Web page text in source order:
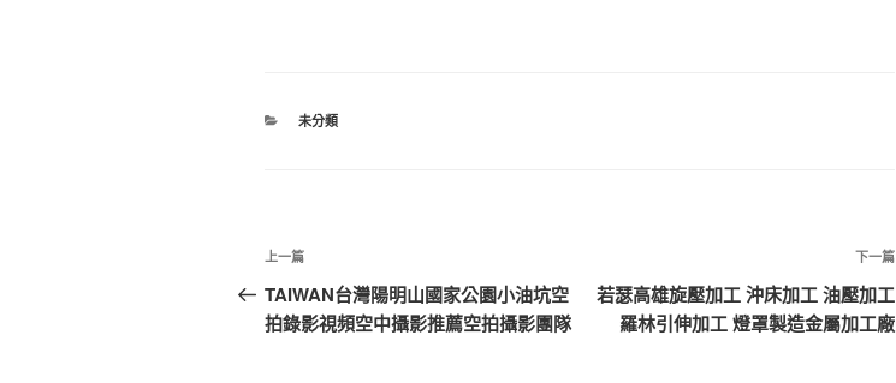
未分類
上一篇
TAIWAN台灣陽明山國家公園小油坑空
拍錄影視頻空中攝影推薦空拍攝影團隊
下一篇
若瑟高雄旋壓加工 沖床加工 油壓加工
羅林引伸加工 燈罩製造金屬加工廠